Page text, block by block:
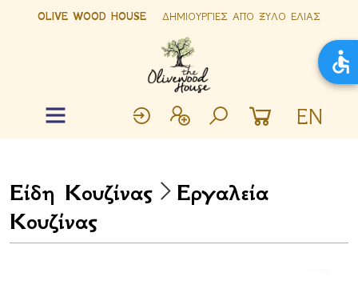
OLIVE WOOD HOUSE ΔΗΜΙΟΥΡΓΙΕΣ ΑΠΟ ΞΥΛΟ ΕΛΙΑΣ
EN
Είδη Κουζίνας
Εργαλεία
Κουζίνας